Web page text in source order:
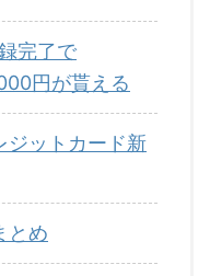
完了で
円が貰える
ジットカード新
とめ